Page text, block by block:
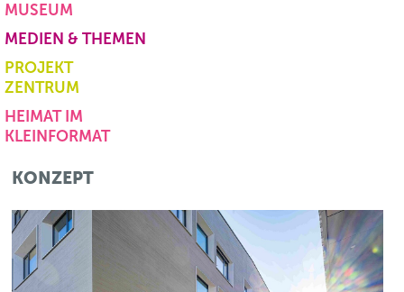
MUSEUM
MEDIEN & THEMEN
PROJEKT
ZENTRUM
HEIMAT IM
KLEINFORMAT
KONZEPT